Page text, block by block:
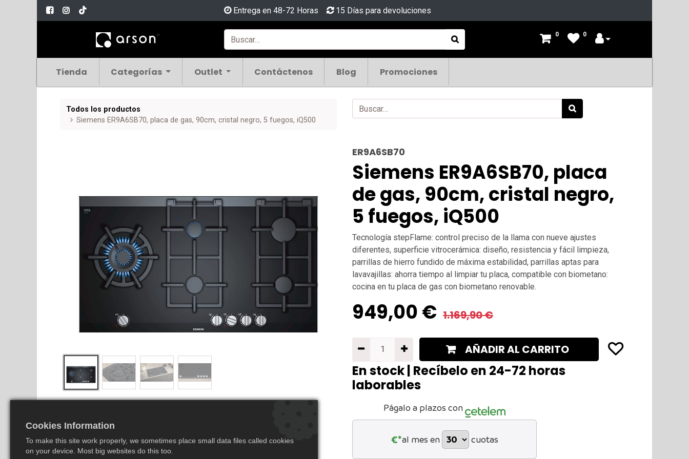
Entrega en 48-72 Horas 15 Días para devoluciones
0 0
Tienda Categorías Outlet Contáctenos Blog Promociones
Todos los productos
Siemens ER9A6SB70, placa de gas, 90cm, cristal negro, 5 fuegos, iQ500
ER9A6SB70
Siemens ER9A6SB70, placa
de gas, 90cm, cristal negro,
5 fuegos, iQ500
Tecnología stepFlame: control preciso de la llama con nueve ajustes
diferentes, superficie vitrocerámica: diseño, resistencia y fácil limpieza,
parrillas de hierro fundido de máxima estabilidad, parrillas aptas para
lavavajillas: ahorra tiempo al limpiar tu placa, compatible con biometano:
cocina en tu placa de gas con biometano renovable.
949,00€ 1.169,90€
AÑADIR AL CARRITO
En stock | Recíbelo en 24-72 horas
laborables
Págalo a plazos con
€*al mes en cuotas
Cookies Information
To make this site work properly, we sometimes place small data files called cookies
on your device. Most big websites do this too.